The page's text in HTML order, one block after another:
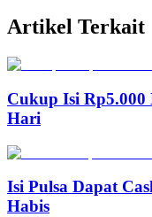
Artikel Terkait
Cukup Isi Rp5.000
Hari
Isi Pulsa Dapat
Habis